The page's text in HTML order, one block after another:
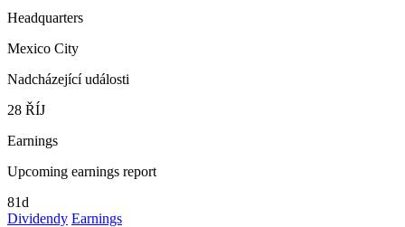
Headquarters
Mexico City
Nadcházející události
28 ŘÍJ
Earnings
Upcoming earnings report
81d
Dividendy Earnings